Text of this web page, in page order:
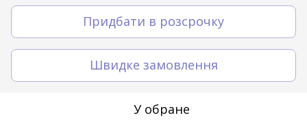
Придбати в розсрочку
Швидке замовлення
У обране